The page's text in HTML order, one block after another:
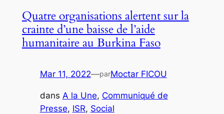
Quatre organisations alertent sur la
crainte d’une baisse de l’aide
humanitaire au Burkina Faso
Mar 11, 2022—parMoctar FICOU
dans A la Une, Communiqué de
Presse, ISR, Social